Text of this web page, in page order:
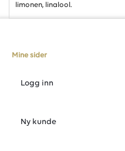
limonen, linalool.
Mine sider
Logg inn
Ny kunde